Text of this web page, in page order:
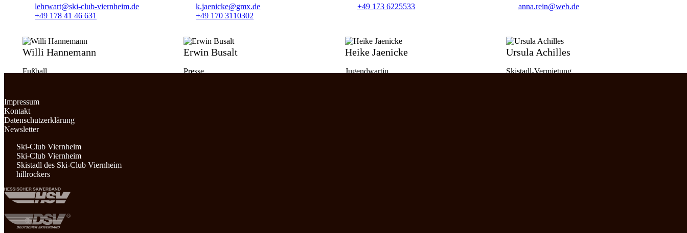
lehrwart@ski-club-viernheim.de
+49 178 41 46 631
k.jaenicke@gmx.de
+49 170 3110302
+49 173 6225533
anna.rein@web.de
Willi Hannemann
Fußball
Erwin Busalt
Presse
Heike Jaenicke
Jugendwartin
Ursula Achilles
Skistadl-Vermietung
Impressum
Kontakt
Datenschutzerklärung
Newsletter
Ski-Club Viernheim
Ski-Club Viernheim
Skistadl des Ski-Club Viernheim
hillrockers